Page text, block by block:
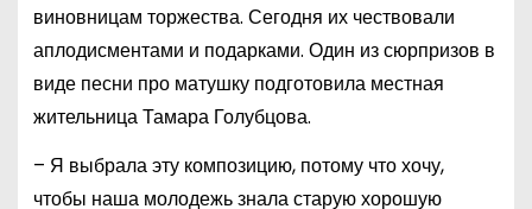
виновницам торжества. Сегодня их чествовали
аплодисментами и подарками. Один из сюрпризов в
виде песни про матушку подготовила местная
жительница Тамара Голубцова.
– Я выбрала эту композицию, потому что хочу,
чтобы наша молодежь знала старую хорошую